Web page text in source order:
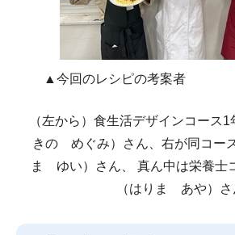
▲今回のレシピの考案者
（左から）食生活デザインコー
きの めぐみ）さん、右が同コー
ま ゆい）さん、 真ん中は栄養
（はりま あや）さ